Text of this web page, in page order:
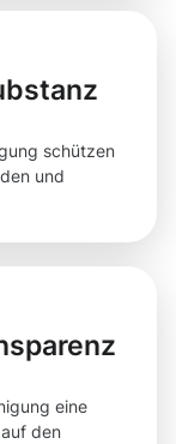
schützen
und
eine
den